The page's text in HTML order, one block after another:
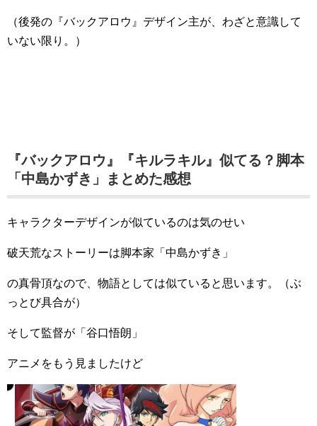
（後発の『バックアロウ』デザイン主が、わざと意識して
いない限り。）
『バックアロウ』『キルラキル』似てる？脚本
「中島かずき」まとめた感想
キャラクターデザインが似ているのは気のせい
破天荒なストーリーは脚本家「中島かずき」
の真骨頂なので、物語としては似ていると思います。（ぶ
っとび具合が）
そして監督が「谷口悟朗」
アニメをもう見ましたけど